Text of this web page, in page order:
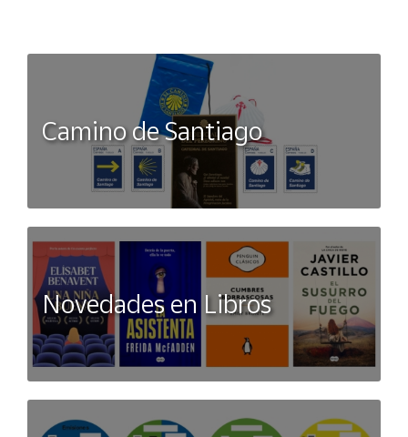
Camino de Santiago
Novedades en Libros